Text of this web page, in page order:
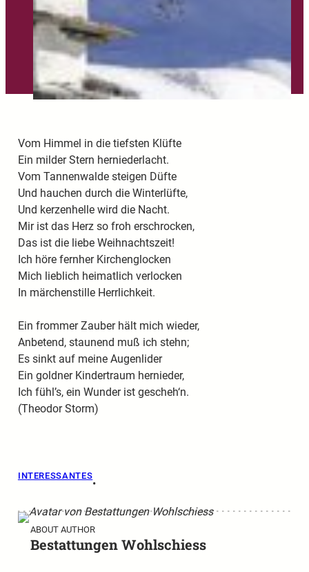
Vom Himmel in die tiefsten Klüfte
Ein milder Stern herniederlacht.
Vom Tannenwalde steigen Düfte
Und hauchen durch die Winterlüfte,
Und kerzenhelle wird die Nacht.
Mir ist das Herz so froh erschrocken,
Das ist die liebe Weihnachtszeit!
Ich höre fernher Kirchenglocken
Mich lieblich heimatlich verlocken
In märchenstille Herrlichkeit.
Ein frommer Zauber hält mich wieder,
Anbetend, staunend muß ich stehn;
Es sinkt auf meine Augenlider
Ein goldner Kindertraum hernieder,
Ich fühl’s, ein Wunder ist gescheh‘n.
(Theodor Storm)
INTERESSANTES
•
ABOUT AUTHOR
Bestattungen Wohlschiess